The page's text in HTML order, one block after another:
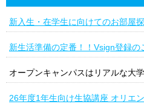
新入生・在学生に向けてのお部屋
新生活準備の定番！！Vsign登録の
オープンキャンパスはリアルな大
26年度1年生向け生協講座 オリエ